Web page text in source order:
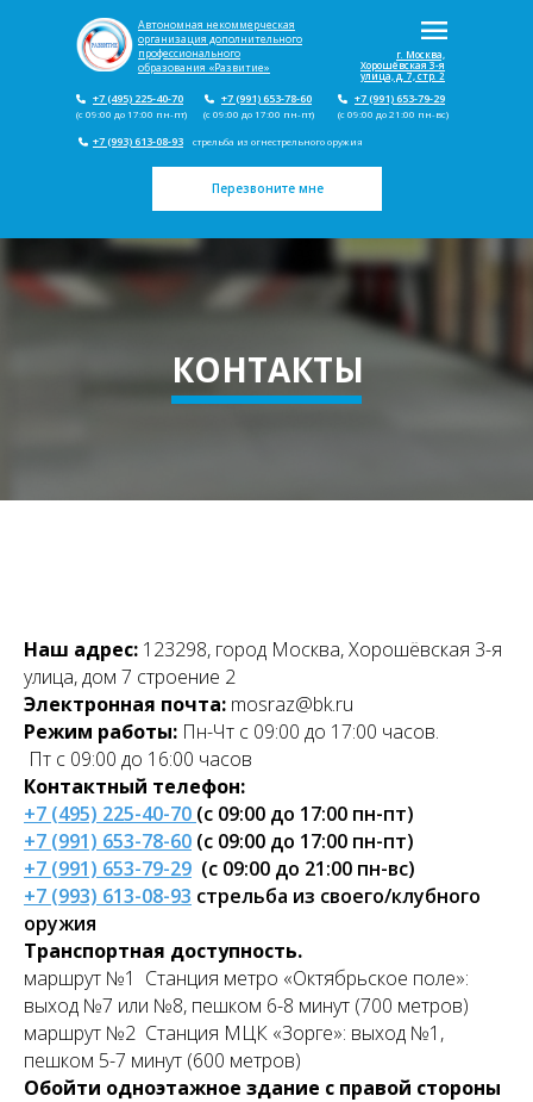
(с 09:00 до 17:00 пн-пт)
(с 09:00 до 17:00 пн-пт)
+7 (495) 225-40-70
(с 09:00 до 21:00 пн-вс)
+7 (991) 653-79-29
+7 (991) 653-78-60
г. Москва,
Хорошёвская 3-я
улица, д. 7, стр. 2
Автономная некоммерческая
организация дополнительного
профессионального
образования «Развитие»
Перезвоните мне
+7 (993) 613-08-93 стрельба из огнестрельного оружия
КОНТАКТЫ
Наш адрес: 123298, город Москва, Хорошёвская 3-я
улица, дом 7 строение 2
Электронная почта: mosraz@bk.ru
Режим работы: Пн-Чт с 09:00 до 17:00 часов.
Пт с 09:00 до 16:00 часов
Контактный телефон:
+7 (495) 225-40-70 (с 09:00 до 17:00 пн-пт)
+7 (991) 653-78-60 (с 09:00 до 17:00 пн-пт)
+7 (991) 653-79-29 (с 09:00 до 21:00 пн-вс)
+7 (993) 613-08-93 стрельба из своего/клубного
оружия
Транспортная доступность.
маршрут №1 Станция метро «Октябрьское поле»:
выход №7 или №8, пешком 6-8 минут (700 метров)
маршрут №2 Станция МЦК «Зорге»: выход №1,
пешком 5-7 минут (600 метров)
Обойти одноэтажное здание с правой стороны